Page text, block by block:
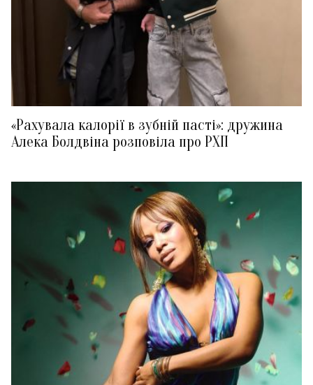
«Рахувала калорії в зубній пасті»: дружина
Алека Болдвіна розповіла про РХП